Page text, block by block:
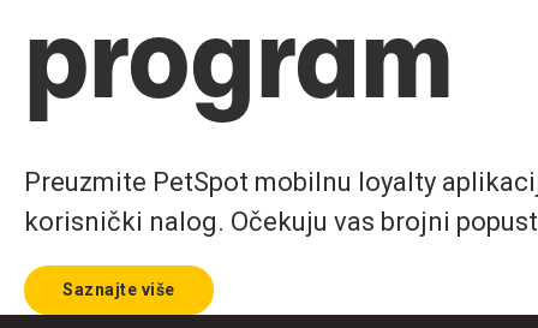
program
Preuzmite PetSpot mobilnu loyalty
korisnički nalog. Očekuju vas brojni
Saznajte više